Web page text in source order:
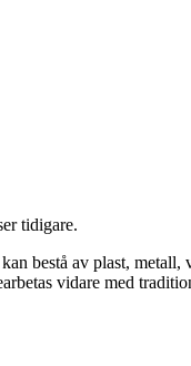
tidigare.
bestå av plast, metall,
vidare med